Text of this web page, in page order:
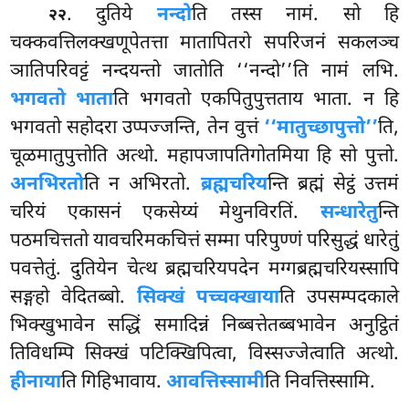
२२. दुतिये नन्दोति तस्स नामं. सो हि
चक्कवत्तिलक्खणूपेतत्ता मातापितरो सपरिजनं सकलञ्च
ञातिपरिवट्टं नन्दयन्तो जातोति ‘‘नन्दो’’ति नामं लभि.
भगवतो भाताति भगवतो एकपितुपुत्तताय भाता. न हि
भगवतो सहोदरा उप्पज्जन्ति, तेन वुत्तं ‘‘मातुच्छापुत्तो’’ति,
चूळमातुपुत्तोति अत्थो. महापजापतिगोतमिया हि सो पुत्तो.
अनभिरतोति न अभिरतो. ब्रह्मचरियन्ति ब्रह्मं सेट्ठं उत्तमं
चरियं एकासनं एकसेय्यं मेथुनविरतिं. सन्धारेतुन्ति
पठमचित्ततो यावचरिमकचित्तं सम्मा परिपुण्णं परिसुद्धं धारेतुं
पवत्तेतुं. दुतियेन चेत्थ ब्रह्मचरियपदेन मग्गब्रह्मचरियस्सापि
सङ्गहो वेदितब्बो. सिक्खं पच्चक्खायाति उपसम्पदकाले
भिक्खुभावेन सद्धिं समादिन्नं निब्बत्तेतब्बभावेन अनुट्ठितं
तिविधम्पि सिक्खं पटिक्खिपित्वा, विस्सज्जेत्वाति अत्थो.
हीनायाति गिहिभावाय.आवत्तिस्सामीति निवत्तिस्सामि.